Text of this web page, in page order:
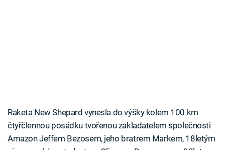
Raketa New Shepard vynesla do výšky kolem 100 km
čtyřčlennou posádku tvořenou zakladatelem společnosti
Amazon Jeffem Bezosem, jeho bratrem Markem, 18letým